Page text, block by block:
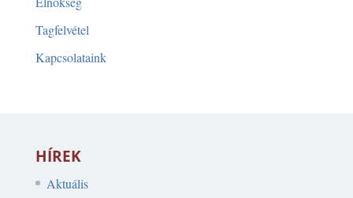
Tagfelvétel
Kapcsolataink
HÍREK
Aktuális